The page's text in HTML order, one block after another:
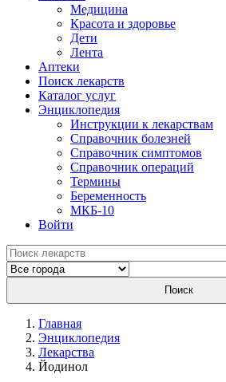
Медицина
Красота и здоровье
Дети
Лента
Аптеки
Поиск лекарств
Каталог услуг
Энциклопедия
Инструкции к лекарствам
Справочник болезней
Справочник симптомов
Справочник операций
Термины
Беременность
МКБ-10
Войти
Поиск
Главная
Энциклопедия
Лекарства
Йодинол